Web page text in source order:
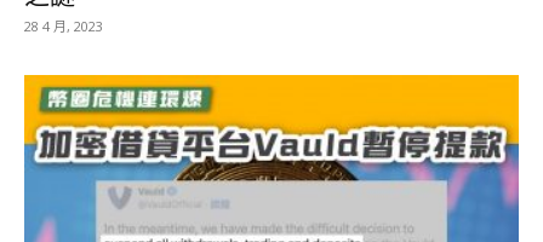
28 4 月, 2023